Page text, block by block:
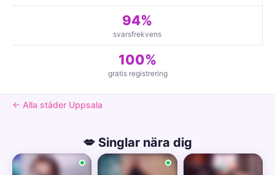
94%
svarsfrekvens
100%
gratis registrering
← Alla städer Uppsala
💋 Singlar nära dig